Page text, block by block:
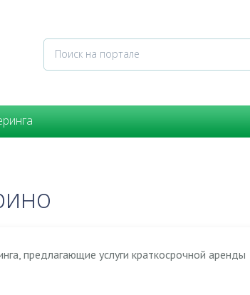
предлагающие услуги краткосрочной аренды